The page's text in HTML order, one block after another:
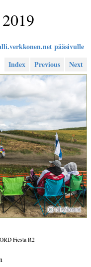
pääsivulle
Index
Previous Next
Fiesta R2